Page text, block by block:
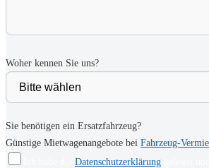
Woher kennen Sie uns?
Sie benötigen ein Ersatzfahrzeug?
Günstige Mietwagenangebote bei Fahrzeug-
Datenschutzerklärung